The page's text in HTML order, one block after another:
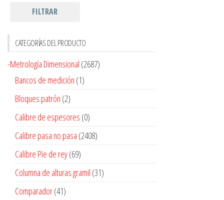
FILTRAR
CATEGORÍAS DEL PRODUCTO
-Metrología Dimensional (2687)
Bancos de medición (1)
Bloques patrón (2)
Calibre de espesores (0)
Calibre pasa no pasa (2408)
Calibre Pie de rey(69)
Columna de alturas gramil (31)
Comparador(41)